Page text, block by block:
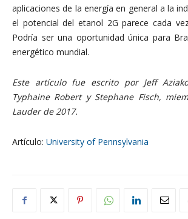
aplicaciones de la energía en general a la
el potencial del etanol 2G parece cada
Podría ser una oportunidad única para
energético mundial.
Este artículo fue escrito por Jeff
Typhaine Robert y Stephane Fisch,
Lauder de 2017.
Artículo: University of Pennsylvania